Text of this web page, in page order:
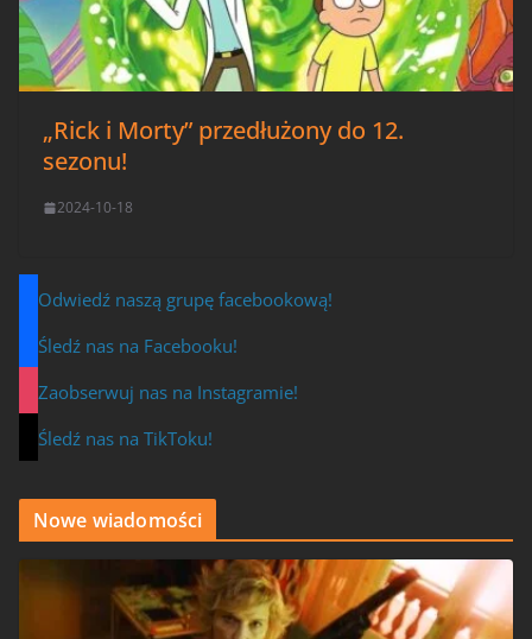
„Rick i Morty” przedłużony do 12.
sezonu!
2024-10-18
Odwiedź naszą grupę facebookową!
Śledź nas na Facebooku!
Zaobserwuj nas na Instagramie!
Śledź nas na TikToku!
Nowe wiadomości